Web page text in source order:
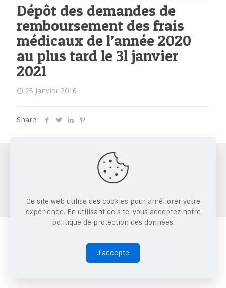
Dépôt des demandes de
remboursement des frais
médicaux de l’année 2020
au plus tard le 3l janvier
2021
25 janvier 2016
Share
Copyright © 2026 CRRAE.
Ce site web utilise des cookies pour améliorer votre
expérience. En utilisant ce site, vous acceptez notre
politique de protection des données.
J'accepte